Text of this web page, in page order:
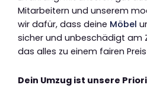
Mitarbeitern und unserem
wir dafür, dass deine Möbel
sicher und unbeschädigt am
das alles zu einem fairen
Dein Umzug ist unsere